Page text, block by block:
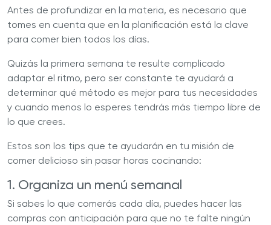
Antes de profundizar en la materia, es necesario que
tomes en cuenta que en la planificación está la clave
para comer bien todos los días.
Quizás la primera semana te resulte complicado
adaptar el ritmo, pero ser constante te ayudará a
determinar qué método es mejor para tus necesidades
y cuando menos lo esperes tendrás más tiempo libre de
lo que crees.
Estos son los tips que te ayudarán en tu misión de
comer delicioso sin pasar horas cocinando:
1. Organiza un menú semanal
Si sabes lo que comerás cada día, puedes hacer las
compras con anticipación para que no te falte ningún